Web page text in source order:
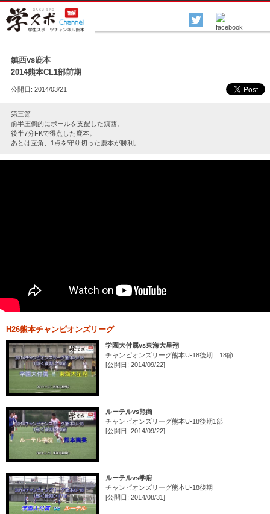
各種スポーツ
鎮西vs鹿本
2014熊本CL1部前期
公開日: 2014/03/21
第三節
前半圧倒的にボールを支配した鎮西。
後半7分FKで得点した鹿本。
あとは互角、1点を守り切った鹿本が勝利。
H26熊本チャンピオンズリーグ
学園大付属vs東海大星翔
チャンピオンズリーグ熊本U-18後期 18節
[公開日: 2014/09/22]
ルーテルvs熊商
チャンピオンズリーグ熊本U-18後期1部
[公開日: 2014/09/22]
ルーテルvs学府
チャンピオンズリーグ熊本U-18後期
[公開日: 2014/08/31]